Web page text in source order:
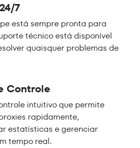
7
está sempre pronta para
técnico está disponível
quaisquer problemas de
Controle
intuitivo que permite
rapidamente,
estatísticas e gerenciar
tempo real.